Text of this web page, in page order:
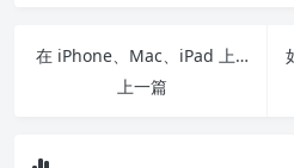
在 iPhone、Mac、iPad 上的 Safari 浏览器中查看谁向您发送了链接
上一篇